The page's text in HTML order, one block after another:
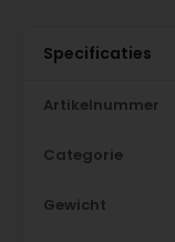
Specificaties
Artikelnummer
Categorie
Gewicht